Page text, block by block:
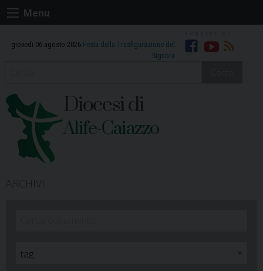
Skip
to
Menu
giovedì 06 agosto 2026 Festa della Trasfigurazione del
Signore
Facebook
Youtube
RSS
Diocesi di
Alife-Caiazzo